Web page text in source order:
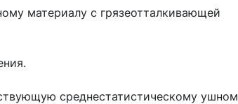
материалу с грязеотталкивающей
среднестатистическому